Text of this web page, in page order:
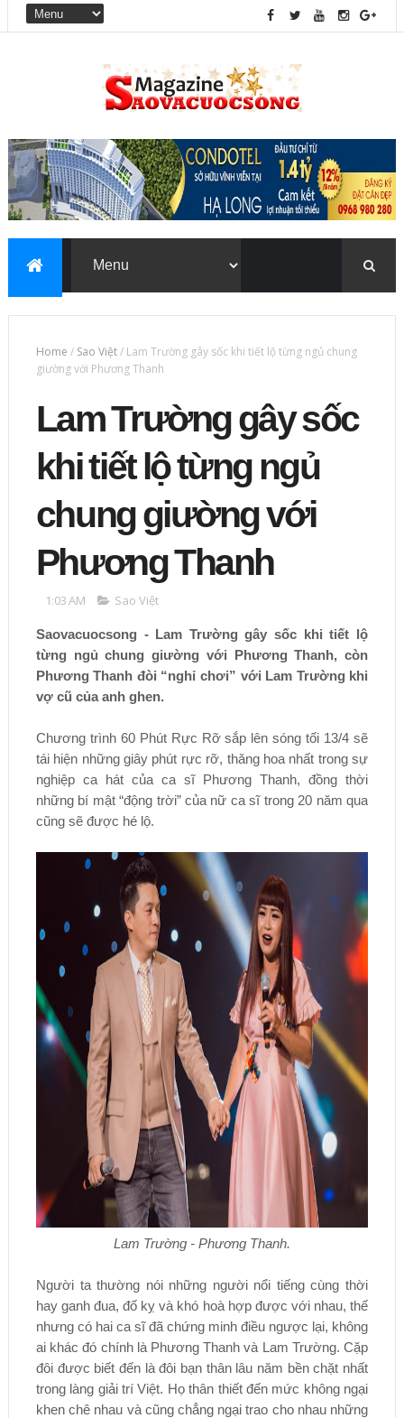
Home / Sao Việt/ Lam Trường gây sốc khi tiết lộ từng ngủ chung
giường với Phương Thanh
Lam Trường gây sốc
khi tiết lộ từng ngủ
chung giường với
Phương Thanh
1:03 AM Sao Việt
Saovacuocsong - Lam Trường gây sốc khi tiết lộ
từng ngủ chung giường với Phương Thanh, còn
Phương Thanh đòi “nghỉ chơi” với Lam Trường khi
vợ cũ của anh ghen.
Chương trình 60 Phút Rực Rỡ sắp lên sóng tối 13/4 sẽ
tái hiện những giây phút rực rỡ, thăng hoa nhất trong sự
nghiệp ca hát của ca sĩ Phương Thanh, đồng thời
những bí mật “động trời” của nữ ca sĩ trong 20 năm qua
cũng sẽ được hé lộ.
Lam Trường - Phương Thanh.
Người ta thường nói những người nổi tiếng cùng thời
hay ganh đua, đố kỵ và khó hoà hợp được với nhau, thế
nhưng có hai ca sĩ đã chứng minh điều ngược lại, không
ai khác đó chính là Phương Thanh và Lam Trường. Cặp
đôi được biết đến là đôi bạn thân lâu năm bền chặt nhất
trong làng giải trí Việt. Họ thân thiết đến mức không ngại
khen chê nhau và cũng chẳng ngại trao cho nhau những